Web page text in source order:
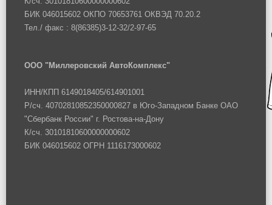
БИК 046015602 ОКПО 70653761 ОКВЭД 70.20.2
Тел./ факс : 8(86385)3-12-32/2-97-65
ООО "Миллеровский АвтоКомплекс"
ИНН/КПП 6149018405/614901001
Р/сч. 40702810852350000827 в Юго-Западном Банке ОАО
"Сбербанк России" г. Ростова-на-Дону
К/сч. 30101810600000000602
БИК 046015602 ОГРН 1116173000602